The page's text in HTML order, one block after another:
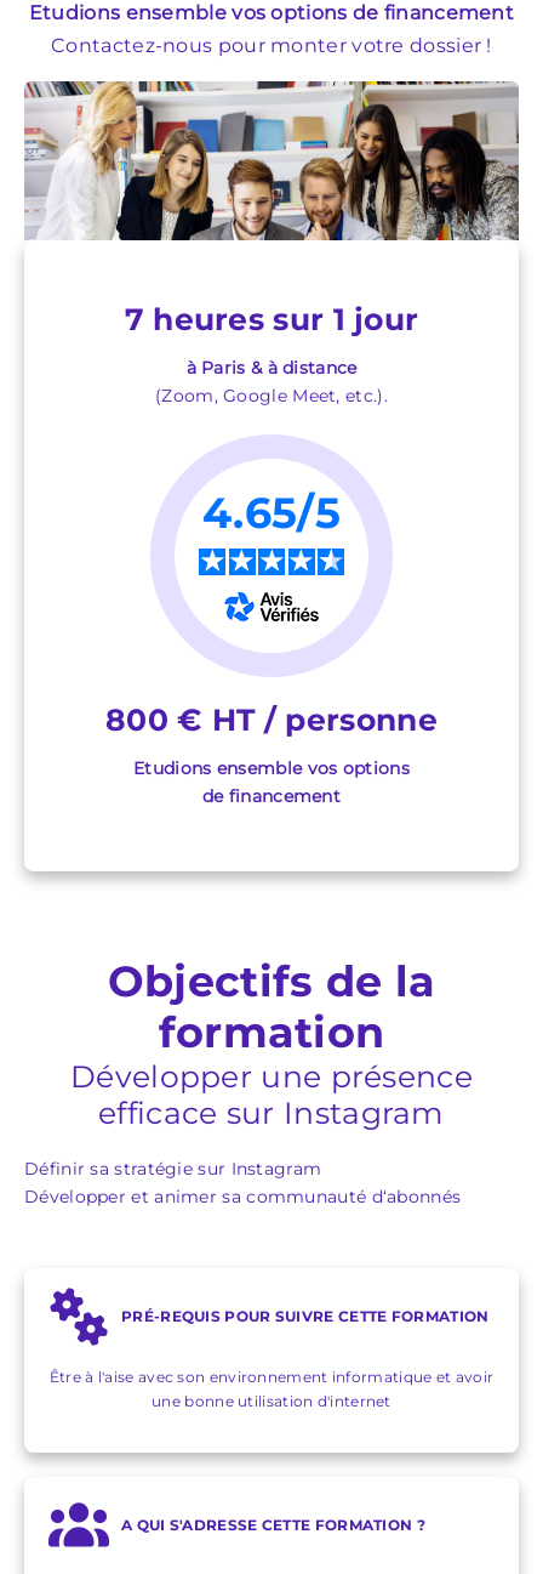
Etudions ensemble vos options de financement
Contactez-nous pour monter votre dossier !
7 heures sur 1 jour
à Paris & à distance
(Zoom, Google Meet, etc.).
4.65/5
★★★★★
800 € HT / personne
Etudions ensemble vos options
de financement
Objectifs de la
formation
Développer une présence
efficace sur Instagram
Définir sa stratégie sur Instagram
Développer et animer sa communauté d‘abonnés
PRÉ-REQUIS POUR SUIVRE CETTE FORMATION
Être à l'aise avec son environnement informatique et avoir
une bonne utilisation d'internet
A QUI S'ADRESSE CETTE FORMATION ?